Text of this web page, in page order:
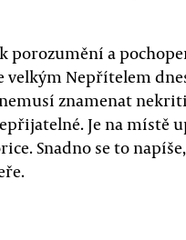
porozumění a
Nepřítelem
znamenat
Je na místě
Snadno se to